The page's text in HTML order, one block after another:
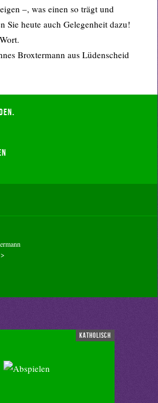
–, was einen so trägt und
Sie heute auch Gelegenheit dazu!
Broxtermann aus Lüdenscheid
katholisch